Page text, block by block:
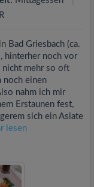
Bad Griesbach (ca.
hinterher noch vor
nicht mehr so oft
noch einen
nahm ich mir
Erstaunen fest,
sich ein Asiate
lesen